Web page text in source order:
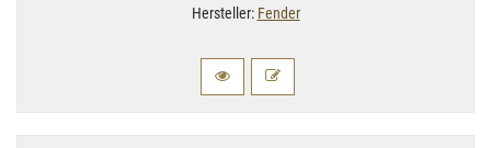
Hersteller: Fender